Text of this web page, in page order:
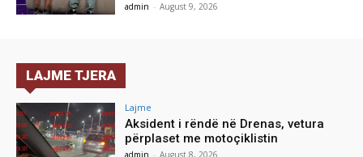
admin - August 9, 2026
LAJME TJERA
Lajme
Aksident i rëndë në Drenas, vetura
përplaset me motoçiklistin
admin - August 8, 2026